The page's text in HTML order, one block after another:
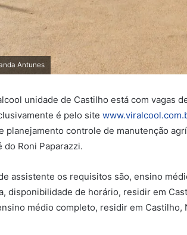
Antunes
unidade de Castilho está com vagas
é pelo site
planejamento controle de manutenção
do Roni Paparazzi.
assistente os requisitos são, ensino
disponibilidade de horário, residir em
médio completo, residir em Castilho,